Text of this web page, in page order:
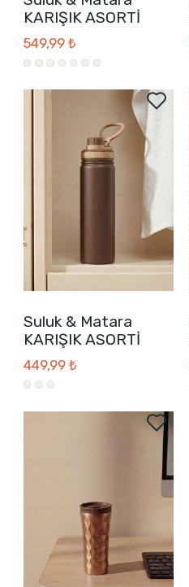
KARIŞIK ASORTİ
549,99 ₺
Suluk & Matara
KARIŞIK ASORTİ
449,99 ₺